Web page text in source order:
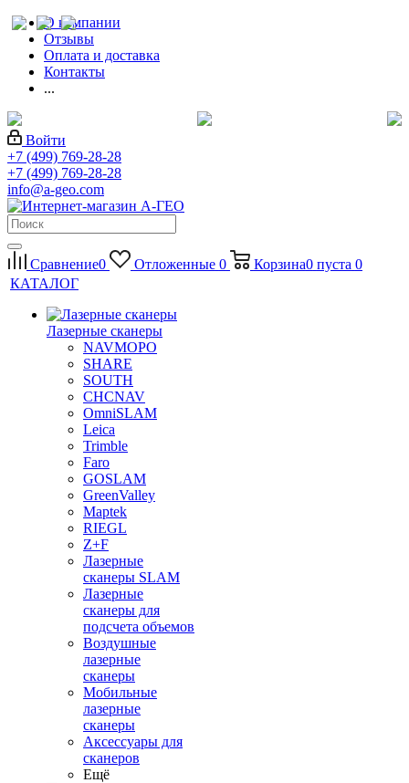
О компании
Отзывы
Оплата и доставка
Контакты
...
Войти
+7 (499) 769-28-28
+7 (499) 769-28-28
info@a-geo.com
Сравнение0 Отложенные 0 Корзина0 пуста 0
КАТАЛОГ
Лазерные сканеры
NAVMOPO
SHARE
SOUTH
CHCNAV
OmniSLAM
Leica
Trimble
Faro
GOSLAM
GreenValley
Maptek
RIEGL
Z+F
Лазерные
сканеры SLAM
Лазерные
сканеры для
подсчета объемов
Воздушные
лазерные
сканеры
Мобильные
лазерные
сканеры
Аксессуары для
сканеров
Ещё